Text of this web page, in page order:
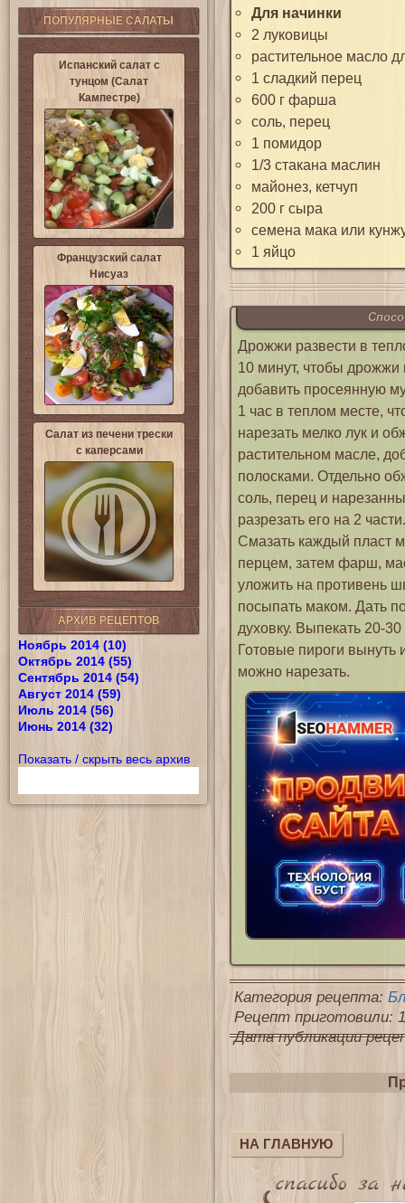
ПОПУЛЯРНЫЕ САЛАТЫ
Испанский салат с
тунцом (Салат
Кампестре)
Французский салат
Нисуаз
Салат из печени трески
с каперсами
АРХИВ РЕЦЕПТОВ
Ноябрь 2014 (10)
Октябрь 2014 (55)
Сентябрь 2014 (54)
Август 2014 (59)
Июль 2014 (56)
Июнь 2014 (32)
Показать / скрыть весь архив
Для начинки
2 луковицы
растительное масло
1 сладкий перец
600 г фарша
соль, перец
1 помидор
1/3 стакана маслин
майонез, кетчуп
200 г сыра
семена мака или
1 яйцо
Дрожжи развести в
10 минут, чтобы дрожжи
добавить просеянную
1 час в теплом месте,
нарезать мелко лук и
растительном масле,
полосками. Отдельно
соль, перец и
разрезать его на 2
Смазать каждый пласт
перцем, затем фарш,
уложить на противень
посыпать маком. Дать
духовку. Выпекать 20-
Готовые пироги вынуть
можно нарезать.
Категория рецепта:
Рецепт приготовили:
Дата публикации
НА ГЛАВНУЮ